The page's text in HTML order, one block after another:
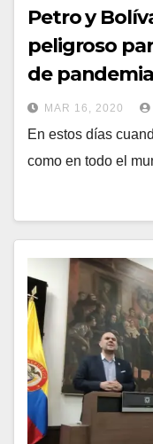
Petro y
peligroso
de
MAR 16, 2020
En estos días
como en todo el